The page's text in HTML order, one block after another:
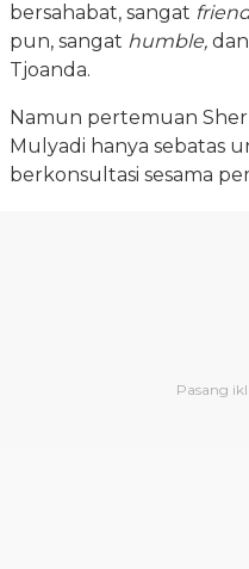
bersahabat, sangat
pun, sangat humble,
Tjoanda.
Namun pertemuan
Mulyadi hanya sebatas
berkonsultasi sesama